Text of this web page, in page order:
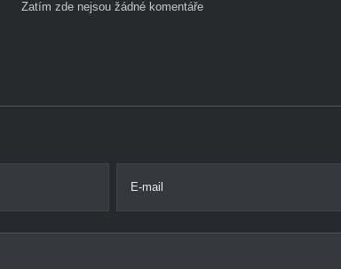
Zatím zde nejsou žádné komentáře
E-mail